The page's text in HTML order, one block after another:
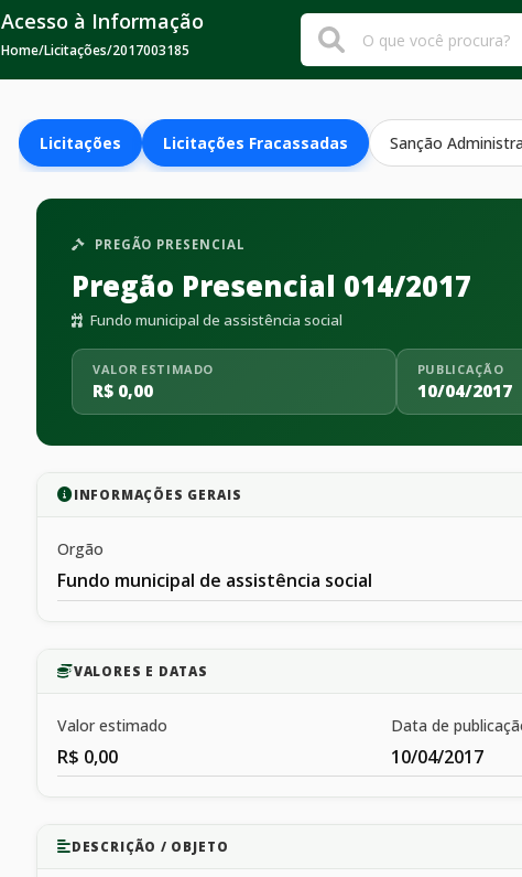
Acesso à Informação
Home/Licitações/2017003185
Licitações Licitações Fracassadas Sanção
PREGÃO PRESENCIAL
Pregão Presencial 014/2017
Fundo municipal de assistência social
VALOR ESTIMADO
R$ 0,00
PUBLICAÇÃO
10/04/2017
INFORMAÇÕES GERAIS
Orgão
Fundo municipal de assistência social
VALORES E DATAS
Valor estimado
R$ 0,00
Data de
10/04/2017
DESCRIÇÃO / OBJETO